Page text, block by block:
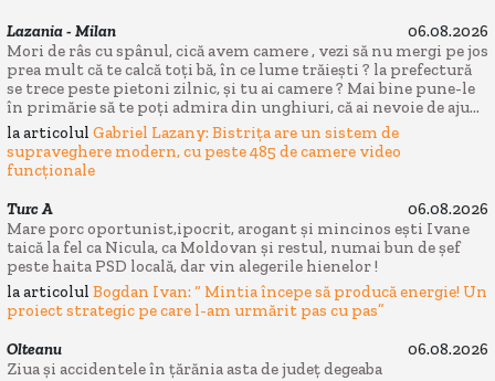
Lazania - Milan
06.08.2026
Mori de râs cu spânul, cică avem camere , vezi să nu mergi pe jos
prea mult că te calcă toți bă, în ce lume trăiești ? la prefectură
se trece peste pietoni zilnic, și tu ai camere ? Mai bine pune-le
în primărie să te poți admira din unghiuri, că ai nevoie de aju...
la articolul Gabriel Lazany: Bistrița are un sistem de
supraveghere modern, cu peste 485 de camere video
funcționale
Turc A
06.08.2026
Mare porc oportunist,ipocrit, arogant și mincinos ești Ivane
taică la fel ca Nicula, ca Moldovan și restul, numai bun de șef
peste haita PSD locală, dar vin alegerile hienelor !
la articolul Bogdan Ivan: “ Mintia începe să producă energie! Un
proiect strategic pe care l-am urmărit pas cu pas”
Olteanu
06.08.2026
Ziua și accidentele în țărănia asta de județ degeaba